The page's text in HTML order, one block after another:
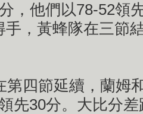
，他們以78-52領
手，黃蜂隊在三節
四節延續，蘭姆
先30分。大比分